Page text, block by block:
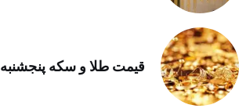
قیمت طلا و سکه پنجشنبه ۱۵ مرداد